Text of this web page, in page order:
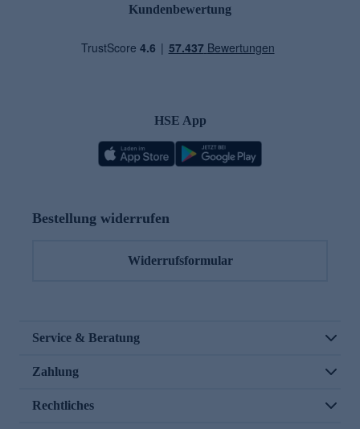
Kundenbewertung
HSE App
Bestellung widerrufen
Widerrufsformular
Service & Beratung
Zahlung
Rechtliches